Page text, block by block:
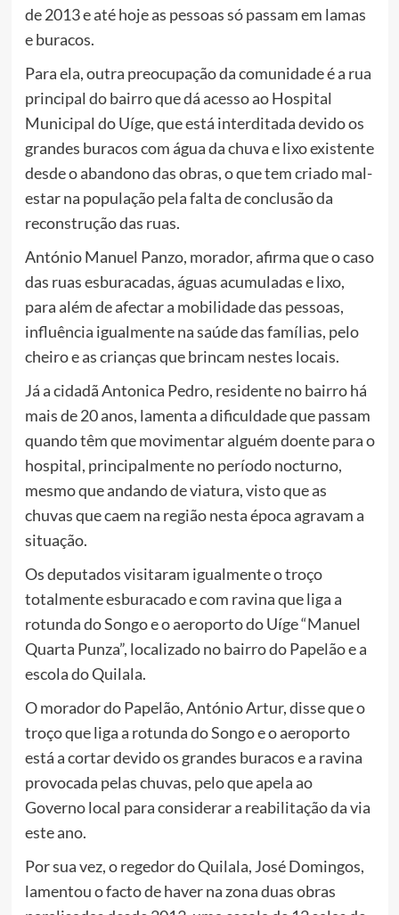
de 2013 e até hoje as pessoas só passam em lamas
e buracos.
Para ela, outra preocupação da comunidade é a rua
principal do bairro que dá acesso ao Hospital
Municipal do Uíge, que está interditada devido os
grandes buracos com água da chuva e lixo existente
desde o abandono das obras, o que tem criado mal-
estar na população pela falta de conclusão da
reconstrução das ruas.
António Manuel Panzo, morador, afirma que o caso
das ruas esburacadas, águas acumuladas e lixo,
para além de afectar a mobilidade das pessoas,
influência igualmente na saúde das famílias, pelo
cheiro e as crianças que brincam nestes locais.
Já a cidadã Antonica Pedro, residente no bairro há
mais de 20 anos, lamenta a dificuldade que passam
quando têm que movimentar alguém doente para o
hospital, principalmente no período nocturno,
mesmo que andando de viatura, visto que as
chuvas que caem na região nesta época agravam a
situação.
Os deputados visitaram igualmente o troço
totalmente esburacado e com ravina que liga a
rotunda do Songo e o aeroporto do Uíge “Manuel
Quarta Punza”, localizado no bairro do Papelão e a
escola do Quilala.
O morador do Papelão, António Artur, disse que o
troço que liga a rotunda do Songo e o aeroporto
está a cortar devido os grandes buracos e a ravina
provocada pelas chuvas, pelo que apela ao
Governo local para considerar a reabilitação da via
este ano.
Por sua vez, o regedor do Quilala, José Domingos,
lamentou o facto de haver na zona duas obras